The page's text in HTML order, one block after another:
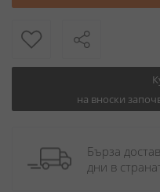
на вноски
Бърза
дни в